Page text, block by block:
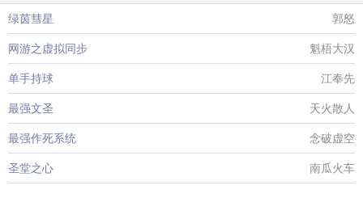
绿茵彗星 郭怒
网游之虚拟同步 魁梧大汉
单手持球 江奉先
最强文圣 天火散人
最强作死系统 念破虚空
圣堂之心 南瓜火车